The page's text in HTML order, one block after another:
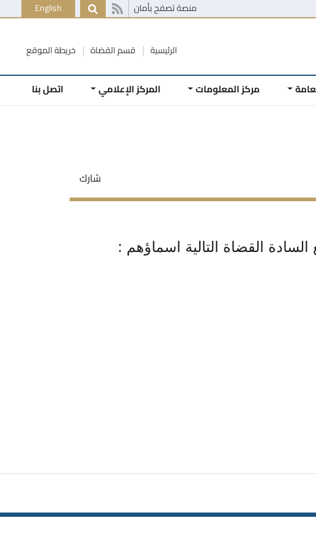
منصة تصفح بأمان English
الرئيسية قسم القضاة خريطة الموقع
مركز المعلومات المركز الإعلامي اتصل بنا
شارك
القضاة التالية اسماؤهم :